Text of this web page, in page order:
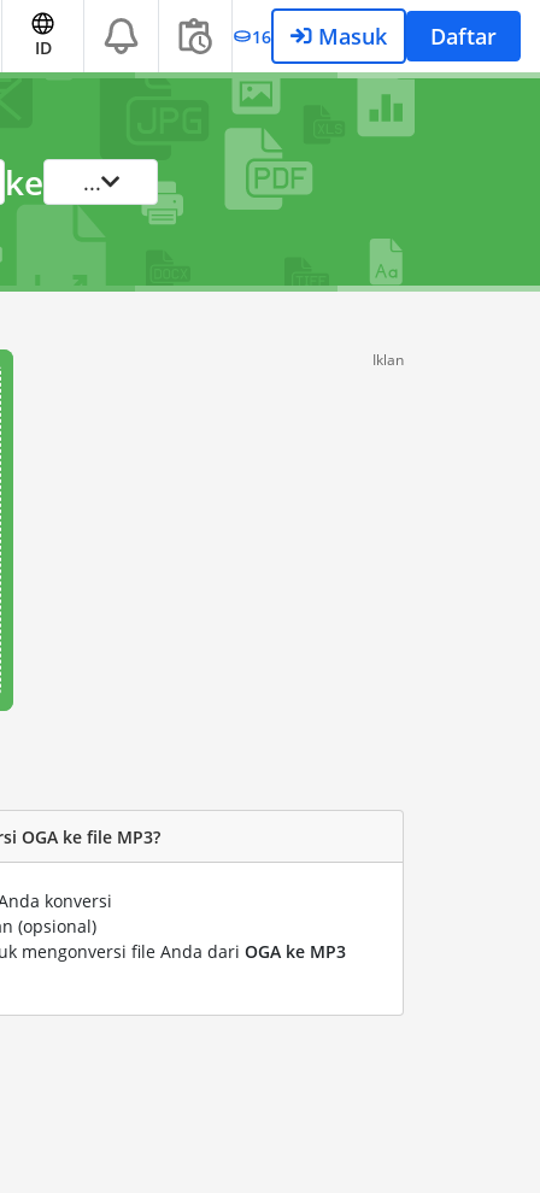
ID 16 Masuk Daftar
ke ...
Iklan
OGA ke file MP3?
konversi
(opsional)
mengonversi file Anda dari OGA ke MP3